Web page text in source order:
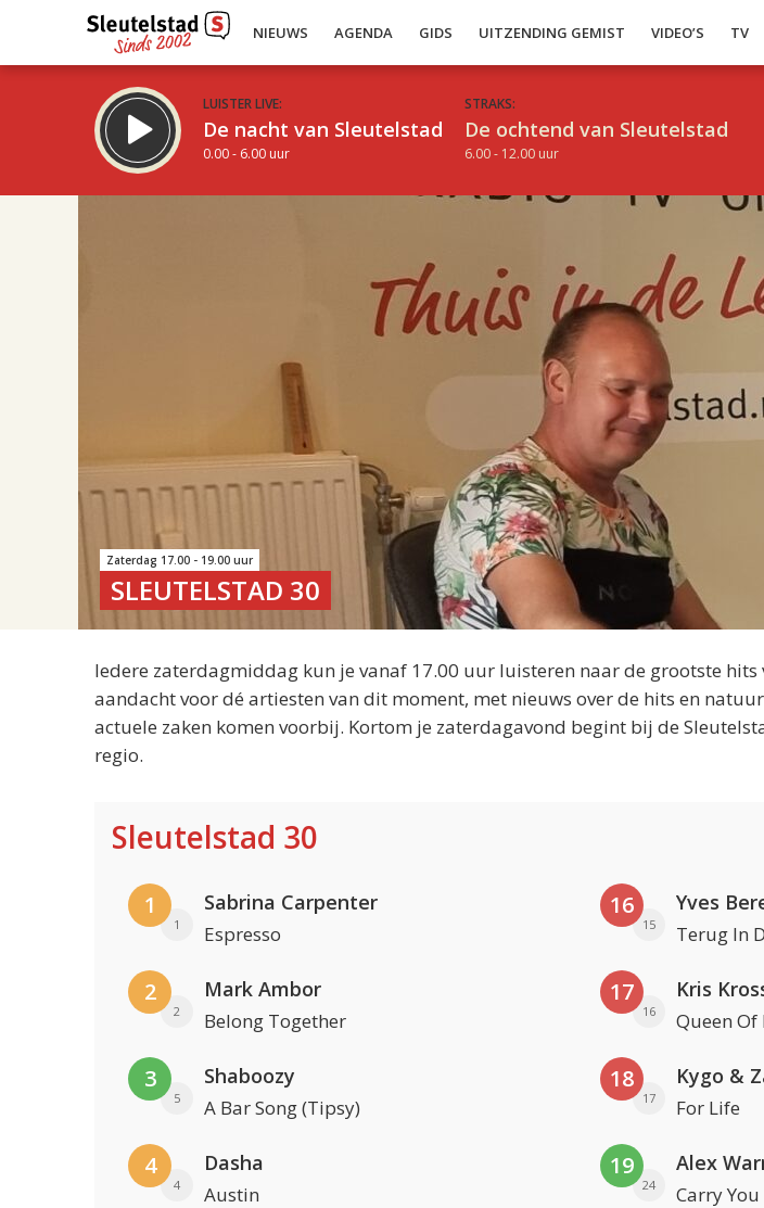
NIEUWS AGENDA GIDS UITZENDING GEMIST VIDEO’S TV
LUISTER LIVE:
De nacht van Sleutelstad
0.00 - 6.00 uur
STRAKS:
De ochtend van Sleutelstad
6.00 - 12.00 uur
Zaterdag 17.00 - 19.00 uur
SLEUTELSTAD 30
Iedere zaterdagmiddag kun je vanaf 17.00 uur luisteren naar de grootste
aandacht voor dé artiesten van dit moment, met nieuws over de hits en
actuele zaken komen voorbij. Kortom je zaterdagavond begint bij de
regio.
Sleutelstad 30
1
1
Sabrina Carpenter
Espresso
2
2
Mark Ambor
Belong Together
3
5
Shaboozy
A Bar Song (Tipsy)
4
4
Dasha
Austin
16
15
Yves
Terug In
17
16
Kris
Queen Of
18
17
Kygo &
For Life
19
24
Alex
Carry